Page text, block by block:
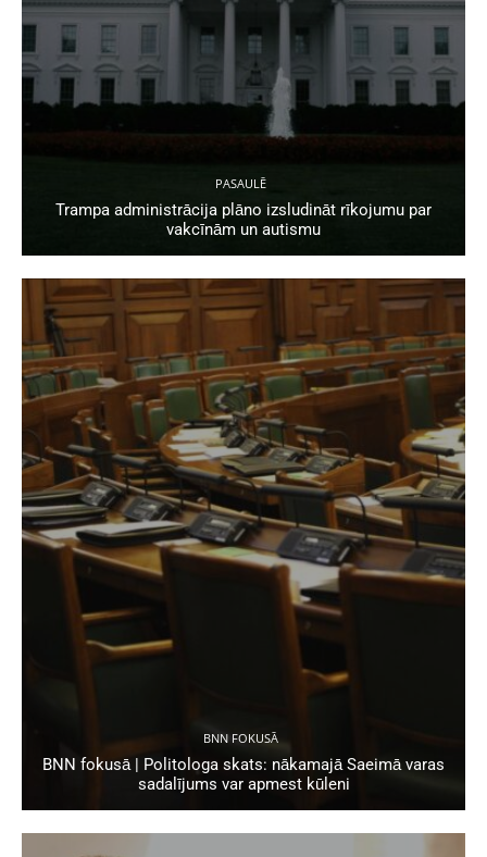
PASAULĒ
Trampa administrācija plāno izsludināt rīkojumu par
vakcīnām un autismu
BNN FOKUSĀ
BNN fokusā | Politologa skats: nākamajā Saeimā varas
sadalījums var apmest kūleni